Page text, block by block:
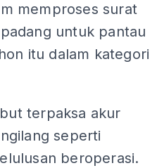
memproses surat
untuk pantau
itu dalam kategori
terpaksa akur
seperti
beroperasi.